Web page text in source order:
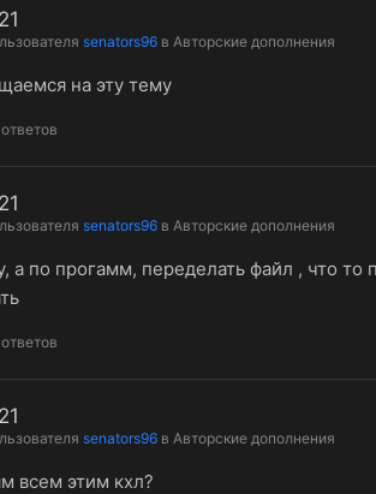
senators96 вАвторские дополнения
на эту тему
senators96 вАвторские дополнения
по прогамм, переделать файл , что то
senators96 вАвторские дополнения
всем этим кхл?